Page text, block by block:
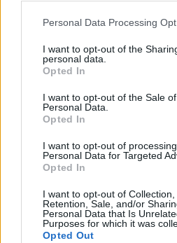
Personal Data Processing
I want to opt-out of the
personal data.
Opted In
I want to opt-out of the Sale
Personal Data.
Opted In
I want to opt-out of
Personal Data for Targeted
Opted In
I want to opt-out of Collection,
Retention, Sale, and/or
Personal Data that Is
Purposes for which it was
Opted Out
9400
Bemutatkozás: A cég
tevékenység, mely kapcsolatban áll
értékbecslésével és online aukciók
lebonyolításával. A weboldalon
festmények, és egy online aukciós
vegyen a cég online aukcióin.
GALÉRIA TOVÁBBI